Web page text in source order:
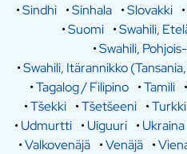
•Sindhi •Sinhala •Slovakki •
•Suomi •Swahili,
•Swahili,
•Swahili, Itärannikko
•Tagalog / Filipino •Tamili •
•Tšekki •Tšetšeeni •Turkki
•Udmurtti •Uiguuri •Ukraina
•Valkovenäjä •Venäjä •